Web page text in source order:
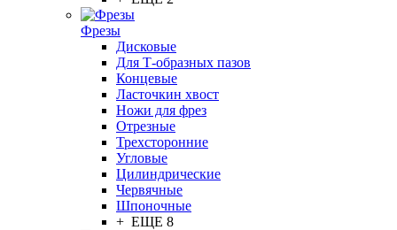
Фрезы
Дисковые
Для Т-образных пазов
Концевые
Ласточкин хвост
Ножи для фрез
Отрезные
Трехсторонние
Угловые
Цилиндрические
Червячные
Шпоночные
+ ЕЩЕ 8